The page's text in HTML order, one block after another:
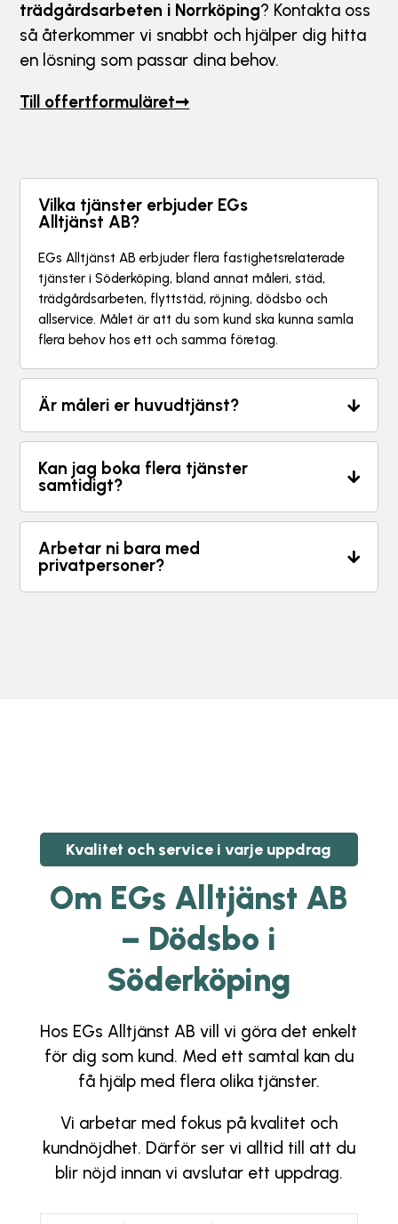
trädgårdsarbeten i Norrköping? Kontakta oss
så återkommer vi snabbt och hjälper dig hitta
en lösning som passar dina behov.
Till offertformuläret➞
Vilka tjänster erbjuder EGs
Alltjänst AB?
EGs Alltjänst AB erbjuder flera fastighetsrelaterade
tjänster i Söderköping, bland annat måleri, städ,
trädgårdsarbeten, flyttstäd, röjning, dödsbo och
allservice. Målet är att du som kund ska kunna samla
flera behov hos ett och samma företag.
Är måleri er huvudtjänst?
Kan jag boka flera tjänster
samtidigt?
Arbetar ni bara med
privatpersoner?
Kvalitet och service i varje uppdrag
Om EGs Alltjänst AB
– Dödsbo i
Söderköping
Hos EGs Alltjänst AB vill vi göra det enkelt
för dig som kund. Med ett samtal kan du
få hjälp med flera olika tjänster.
Vi arbetar med fokus på kvalitet och
kundnöjdhet. Därför ser vi alltid till att du
blir nöjd innan vi avslutar ett uppdrag.